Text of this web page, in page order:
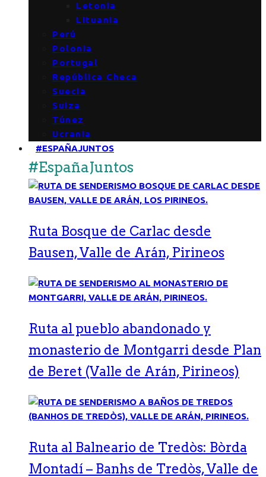
Letonia
Lituania
Perú
Polonia
Portugal
República Checa
Suecia
Suiza
Túnez
Ucrania
#ESPAÑAJUNTOS
#EspañaJuntos
Ruta Bosque de Carlac desde
Bausen, Valle de Arán, Pirineos
Ruta al pueblo abandonado y
monasterio de Montgarri desde Plan
de Beret (Valle de Arán, Pirineos)
Ruta al Balneario de Tredòs: Bòrda
Montadí – Banhs de Tredòs, Valle de